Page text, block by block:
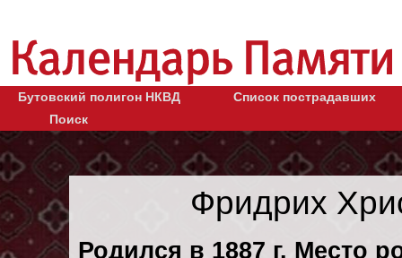
Бутовский полигон НКВД
Список пострадавших
Поиск
Фридрих
Родился в 1887 г. Место